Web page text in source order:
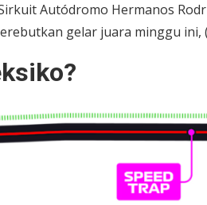
Autódromo Hermanos
gelar juara minggu ini,